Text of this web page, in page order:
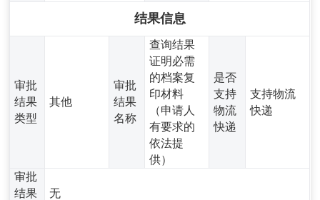
结果信息
审批
结果
类型
其他
审批
结果
名称
查询结果
证明必需
的档案复
印材料
（申请人
有要求的
依法提
供）
是否
支持
物流
快递
支持物流
快递
审批
结果
无